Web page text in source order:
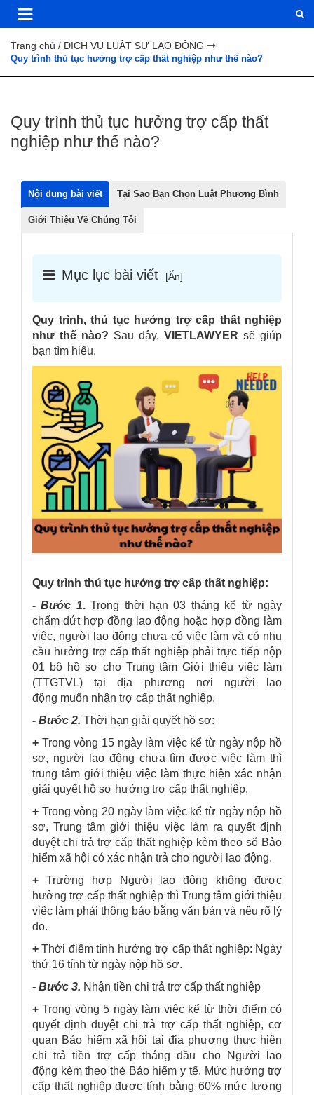
Trang chủ / DỊCH VỤ LUẬT SƯ LAO ĐỘNG
Quy trình thủ tục hưởng trợ cấp thất nghiệp như thế nào?
Quy trình thủ tục hưởng trợ cấp thất
nghiệp như thế nào?
Nội dung bài viết Tại Sao Bạn Chọn Luật Phương Bình
Giới Thiệu Về Chúng Tôi
Mục lục bài viết [Ẩn]
Quy trình, thủ tục hưởng trợ cấp thất nghiệp
như thế nào? Sau đây, VIETLAWYER sẽ giúp
bạn tìm hiểu.
Quy trình thủ tục hưởng trợ cấp thất nghiệp:
-Bước 1.Trong thời hạn 03 tháng kể từ ngày
chấm dứt hợp đồng lao động hoặc hợp đồng làm
việc, người lao động chưa có việc làm và có nhu
cầu hưởng trợ cấp thất nghiệp phải trực tiếp nộp
01 bộ hồ sơ cho Trung tâm Giới thiệu việc làm
(TTGTVL) tại địa phương nơi người lao
động muốn nhận trợ cấp thất nghiệp.
- Bước 2. Thời hạn giải quyết hồ sơ:
+ Trong vòng 15 ngày làm việc kể từ ngày nộp hồ
sơ, người lao động chưa tìm được việc làm thì
trung tâm giới thiệu việc làm thực hiện xác nhận
giải quyết hồ sơ hưởng trợ cấp thất nghiệp.
+ Trong vòng 20 ngày làm việc kể từ ngày nộp hồ
sơ, Trung tâm giới thiệu việc làm ra quyết định
duyệt chi trả trợ cấp thất nghiệp kèm theo sổ Bảo
hiểm xã hội có xác nhận trả cho người lao động.
+ Trường hợp Người lao động không được
hưởng trợ cấp thất nghiệp thì Trung tâm giới thiệu
việc làm phải thông báo bằng văn bản và nêu rõ lý
do.
+ Thời điểm tính hưởng trợ cấp thất nghiệp: Ngày
thứ 16 tính từ ngày nộp hồ sơ.
- Bước 3. Nhận tiền chi trả trợ cấp thất nghiệp
+ Trong vòng 5 ngày làm việc kể từ thời điểm có
quyết định duyệt chi trả trợ cấp thất nghiệp, cơ
quan Bảo hiểm xã hội tại địa phương thực hiện
chi trả tiền trợ cấp tháng đầu cho Người lao
động kèm theo thẻ Bảo hiểm y tế. Mức hưởng trợ
cấp thất nghiệp được tính bằng 60% mức lương